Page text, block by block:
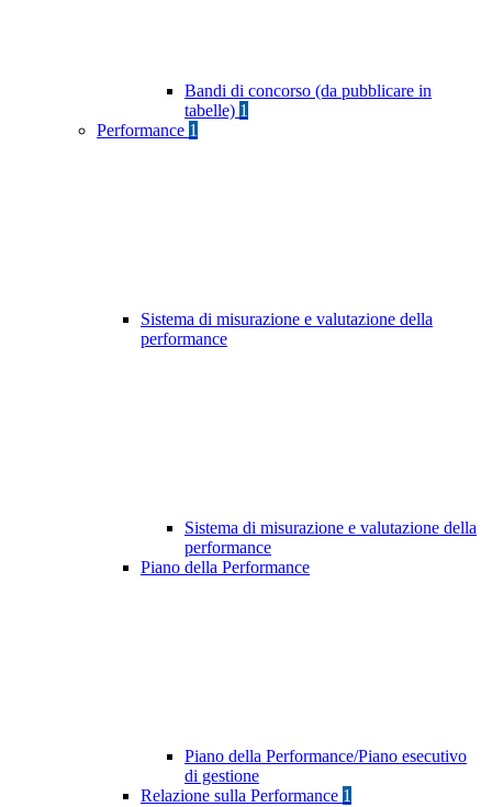
Bandi di concorso (da pubblicare in
tabelle) 1
Performance 1
Sistema di misurazione e valutazione della
performance
Sistema di misurazione e valutazione della
performance
Piano della Performance
Piano della Performance/Piano esecutivo
di gestione
Relazione sulla Performance 1